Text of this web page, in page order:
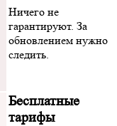
Ничего не
гарантируют. За
обновлением нужно
следить.
Бесплатные
тарифы